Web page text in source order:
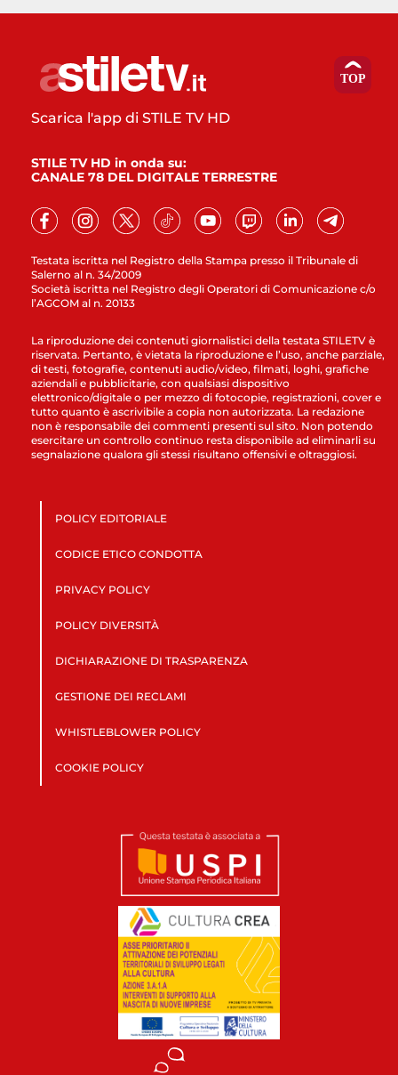
Testata iscritta nel Registro della Stampa presso il Tribunale di
Salerno al n. 34/2009
Società iscritta nel Registro degli Operatori di Comunicazione c/o
l’AGCOM al n. 20133
Scarica l'app di STILE TV HD
STILE TV HD in onda su:
CANALE 78 DEL DIGITALE TERRESTRE
La riproduzione dei contenuti giornalistici della testata STILETV è
riservata. Pertanto, è vietata la riproduzione e l’uso, anche parziale,
di testi, fotografie, contenuti audio/video, filmati, loghi, grafiche
aziendali e pubblicitarie, con qualsiasi dispositivo
elettronico/digitale o per mezzo di fotocopie, registrazioni, cover e
tutto quanto è ascrivibile a copia non autorizzata. La redazione
non è responsabile dei commenti presenti sul sito. Non potendo
esercitare un controllo continuo resta disponibile ad eliminarli su
segnalazione qualora gli stessi risultano offensivi e oltraggiosi.
POLICY EDITORIALE
CODICE ETICO CONDOTTA
PRIVACY POLICY
POLICY DIVERSITÀ
DICHIARAZIONE DI TRASPARENZA
GESTIONE DEI RECLAMI
WHISTLEBLOWER POLICY
COOKIE POLICY